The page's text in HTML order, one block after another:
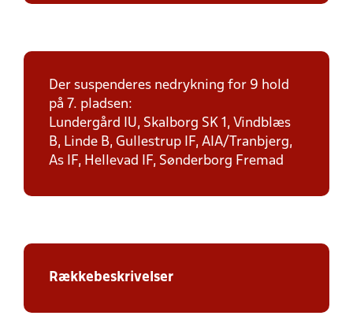
Der suspenderes nedrykning for 9 hold
på 7. pladsen:
Lundergård IU, Skalborg SK 1, Vindblæs
B, Linde B, Gullestrup IF, AIA/Tranbjerg,
As IF, Hellevad IF, Sønderborg Fremad
Rækkebeskrivelser